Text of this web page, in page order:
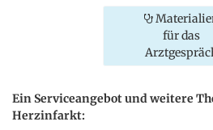
für das
Ein Serviceangebot und weitere
Herzinfarkt: